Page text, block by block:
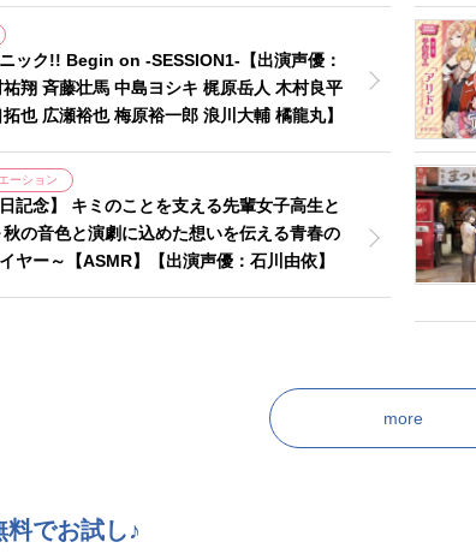
ック!! Begin on -SESSION1-【出演声優：
翔 斉藤壮馬 中島ヨシキ 梶原岳人 木村良平
也 広瀬裕也 梅原裕一郎 浪川大輔 橘龍丸】
ーション
日記念】 キミのことを支える先輩女子高生と
の音色と演劇に込めた想いを伝える青春の
ヤー～【ASMR】【出演声優：石川由依】
more
でお試し♪